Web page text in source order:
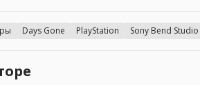
Days Gone PlayStation Sony Bend Studio